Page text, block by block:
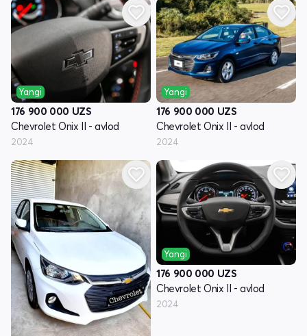
Yangi
176 900 000 UZS
Chevrolet Onix II - avlod
2024
Yangi
176 900 000 UZS
Chevrolet Onix II - avlod
2024
Yangi
176 900 000 UZS
Chevrolet Onix II - avlod
2024